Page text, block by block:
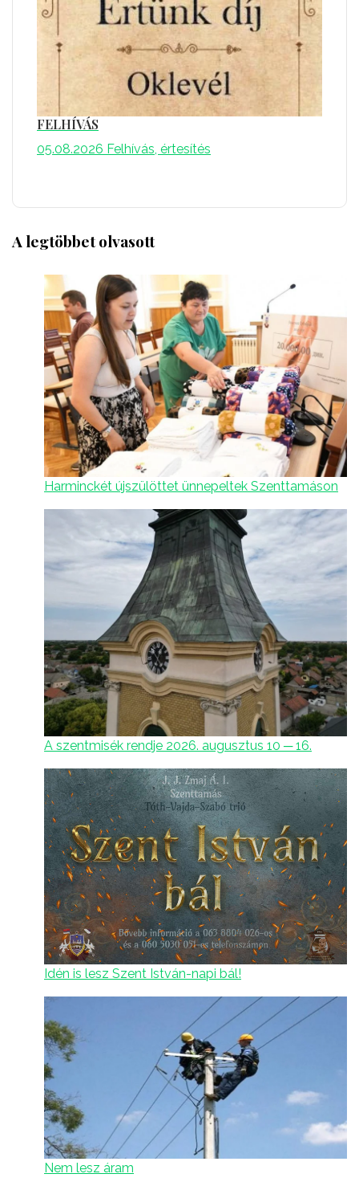
FELHÍVÁS
05.08.2026 Felhívás, értesítés
A legtöbbet olvasott
Harminckét újszülöttet ünnepeltek Szenttamáson
A szentmisék rendje 2026. augusztus 10 ─ 16.
Idén is lesz Szent István-napi bál!
Nem lesz áram